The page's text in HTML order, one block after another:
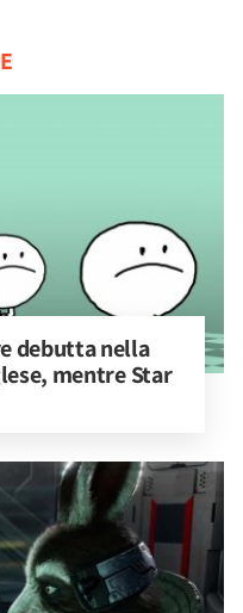
debutta nella
mentre Star